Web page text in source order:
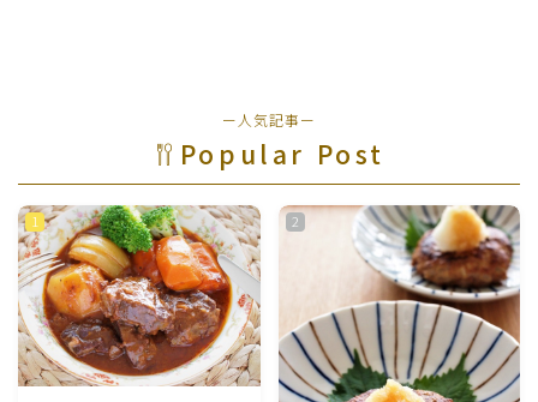
ゃ・ゴーヤ)
野菜料理(キャベツ・白菜・ほうれん草・レタス・小松
菜・にら)
野菜料理(ズッキーニ・コーン・いんげん・そら豆・え
ー人気記事ー
Popular Post